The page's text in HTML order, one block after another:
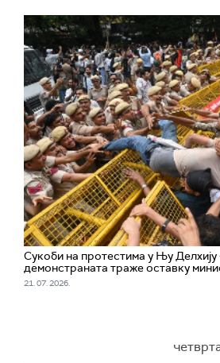
Сукоби на протестима у Њу
демонстраната траже оставку
21. 07. 2026.